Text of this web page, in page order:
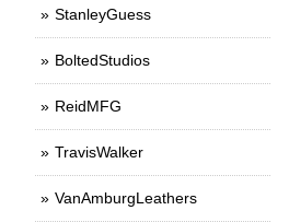
StanleyGuess
BoltedStudios
ReidMFG
TravisWalker
VanAmburgLeathers